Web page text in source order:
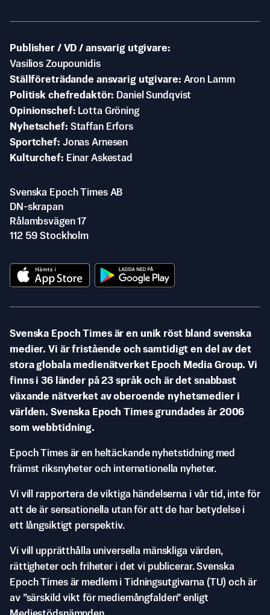
Publisher / VD / ansvarig utgivare
Vasilios Zoupounidis
Ställföreträdande ansvarig utgivare Aron Lamm
Politisk chefredaktör
Daniel Sundqvist
Opinionschef
Lotta Gröning
Nyhetschef Staffan Erfors
Sportchef Jonas Arnesen
Kulturchef
Einar Askestad
Svenska Epoch Times AB
DN-skrapan
Rålambsvägen 17
112 59 Stockholm
Svenska Epoch Times är en unik röst bland svenska
medier. Vi är fristående och samtidigt en del av det
stora globala medienätverket Epoch Media Group. Vi
finns i 36 länder på 23 språk och är det snabbast
växande nätverket av oberoende nyhetsmedier i
världen. Svenska Epoch Times grundades år 2006
som webbtidning.
Epoch Times är en heltäckande nyhetstidning med
främst riksnyheter och internationella nyheter.
Vi vill rapportera de viktiga händelserna i vår tid, inte för
att de är sensationella utan för att de har betydelse i
ett långsiktigt perspektiv.
Vi vill upprätthålla universella mänskliga värden,
rättigheter och friheter i det vi publicerar. Svenska
Epoch Times är medlem i Tidningsutgivarna (TU) och är
av ”särskild vikt för mediemångfalden” enligt